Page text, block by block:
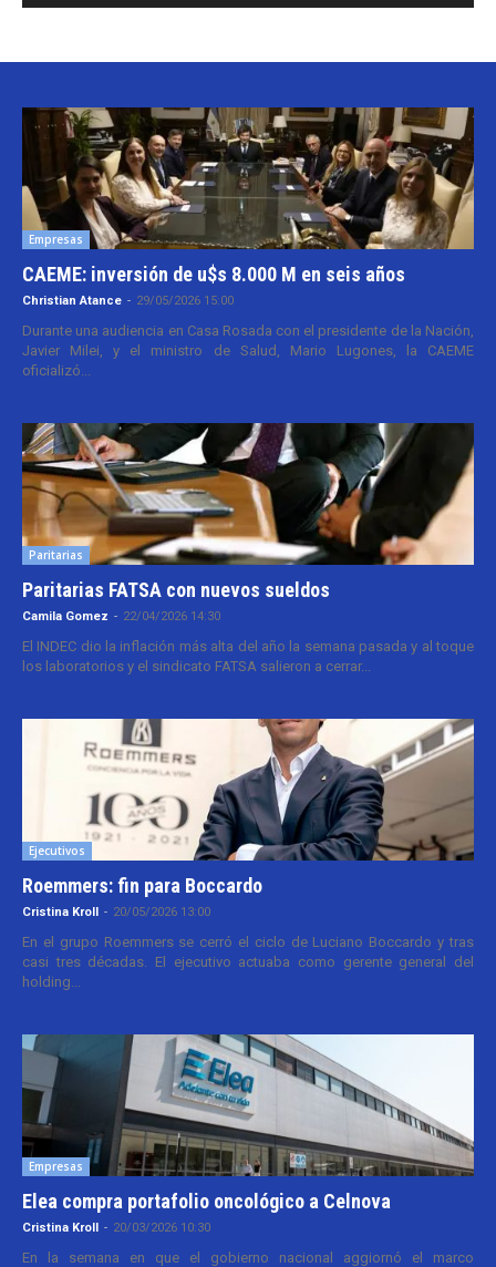
Empresas
CAEME: inversión de u$s 8.000 M en seis años
Christian Atance - 29/05/2026 15:00
Durante una audiencia en Casa Rosada con el presidente de la Nación,
Javier Milei, y el ministro de Salud, Mario Lugones, la CAEME
oficializó...
Paritarias
Paritarias FATSA con nuevos sueldos
Camila Gomez - 22/04/2026 14:30
El INDEC dio la inflación más alta del año la semana pasada y al toque
los laboratorios y el sindicato FATSA salieron a cerrar...
Ejecutivos
Roemmers: fin para Boccardo
Cristina Kroll - 20/05/2026 13:00
En el grupo Roemmers se cerró el ciclo de Luciano Boccardo y tras
casi tres décadas. El ejecutivo actuaba como gerente general del
holding...
Empresas
Elea compra portafolio oncológico a Celnova
Cristina Kroll - 20/03/2026 10:30
En la semana en que el gobierno nacional aggiornó el marco